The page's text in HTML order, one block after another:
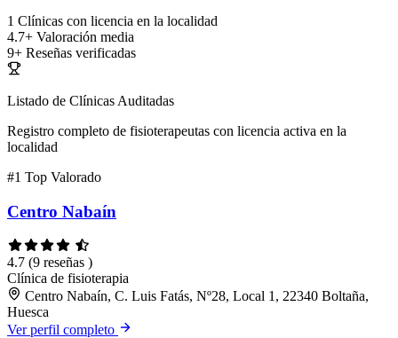
1 Clínicas con licencia en la localidad
4.7+ Valoración media
9+ Reseñas verificadas
Listado de Clínicas Auditadas
Registro completo de fisioterapeutas con licencia activa en la
localidad
#1 Top Valorado
Centro Nabaín
4.7 (9 reseñas )
Clínica de fisioterapia
Centro Nabaín, C. Luis Fatás, Nº28, Local 1, 22340 Boltaña,
Huesca
Ver perfil completo